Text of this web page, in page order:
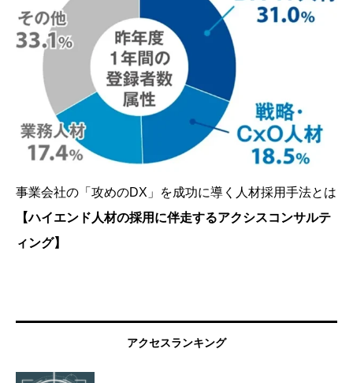
事業会社の「攻めのDX」を成功に導く人材採用手法とは
【ハイエンド人材の採用に伴走するアクシスコンサルテ
ィング】
アクセスランキング